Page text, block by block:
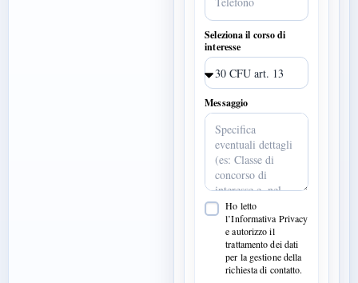
Seleziona il corso di
interesse
Messaggio
Ho letto
l’Informativa Privacy
e autorizzo il
trattamento dei dati
per la gestione della
richiesta di contatto.